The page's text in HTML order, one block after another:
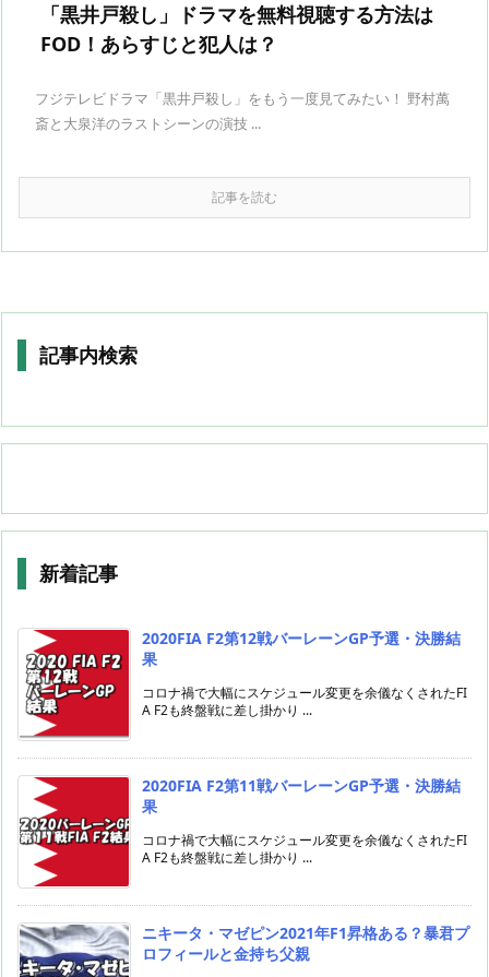
「黒井戸殺し」ドラマを無料視聴する方法は
FOD！あらすじと犯人は？
フジテレビドラマ「黒井戸殺し」をもう一度見てみたい！ 野村萬
斎と大泉洋のラストシーンの演技 ...
記事を読む
記事内検索
新着記事
2020FIA F2第12戦バーレーンGP予選・決勝結
果
コロナ禍で大幅にスケジュール変更を余儀なくされたFI
A F2も終盤戦に差し掛かり ...
2020FIA F2第11戦バーレーンGP予選・決勝結
果
コロナ禍で大幅にスケジュール変更を余儀なくされたFI
A F2も終盤戦に差し掛かり ...
ニキータ・マゼピン2021年F1昇格ある？暴君プ
ロフィールと金持ち父親